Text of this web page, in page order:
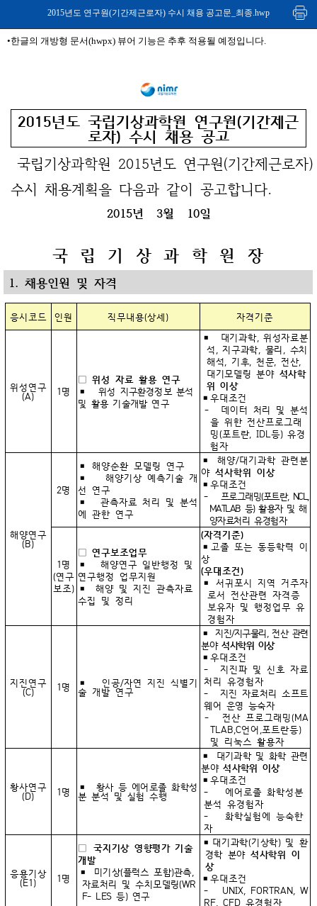
2015년도 연구원(기간제근로자) 수시 채용 공고문_최종.hwp
•한글의 개방형 문서(hwpx) 뷰어 기능은 추후 적용될 예정입니다.